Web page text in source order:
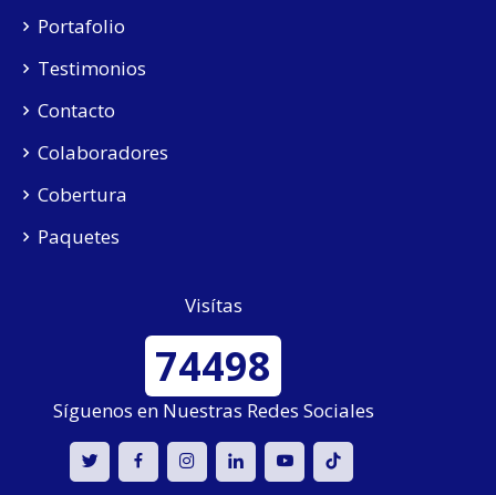
Portafolio
Testimonios
Contacto
Colaboradores
Cobertura
Paquetes
Visítas
74498
Síguenos en Nuestras Redes Sociales